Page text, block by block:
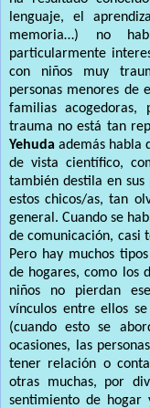
lenguaje, el
memoria…) no
particularmente
con niños muy
personas menores de
familias acogedoras,
trauma no está tan
Yehuda además habla
de vista científico,
también destila en
estos chicos/as, tan
general. Cuando se
de comunicación, casi
Pero hay muchos
de hogares, como los
niños no pierdan
vínculos entre ellos
(cuando esto se
ocasiones, las
tener relación o
otras muchas, por
sentimiento de hogar